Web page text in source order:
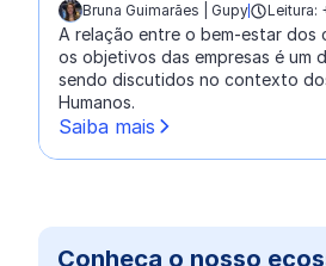
escrito por:
Bruna Guimarães | Gupy Leitura:
A relação entre o bem-estar dos
os objetivos das empresas é um
sendo discutidos no contexto
Humanos.
Saiba mais
Conheça o nosso